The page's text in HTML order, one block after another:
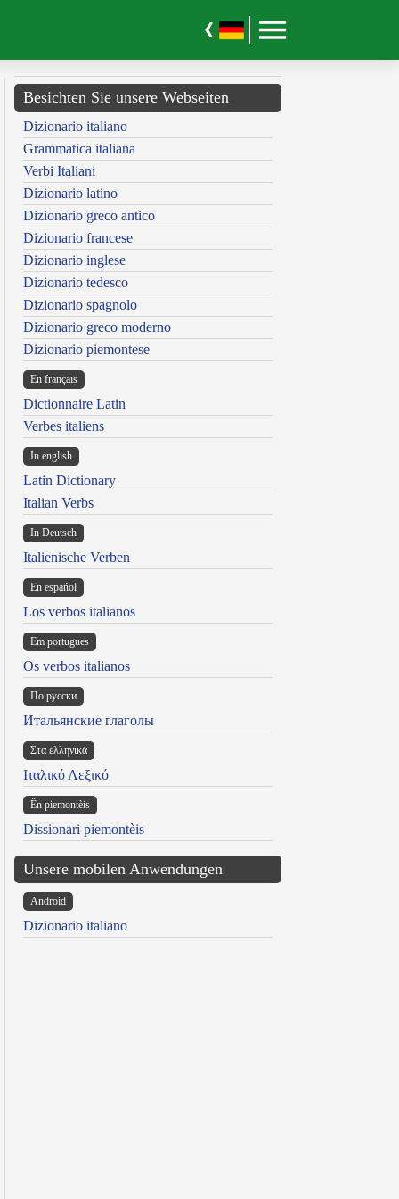
Besichten Sie unsere Webseiten
Dizionario italiano
Grammatica italiana
Verbi Italiani
Dizionario latino
Dizionario greco antico
Dizionario francese
Dizionario inglese
Dizionario tedesco
Dizionario spagnolo
Dizionario greco moderno
Dizionario piemontese
En français
Dictionnaire Latin
Verbes italiens
In english
Latin Dictionary
Italian Verbs
In Deutsch
Italienische Verben
En español
Los verbos italianos
Em portugues
Os verbos italianos
По русски
Итальянские глаголы
Στα ελληνικά
Ιταλικό Λεξικό
Ën piemontèis
Dissionari piemontèis
Unsere mobilen Anwendungen
Android
Dizionario italiano